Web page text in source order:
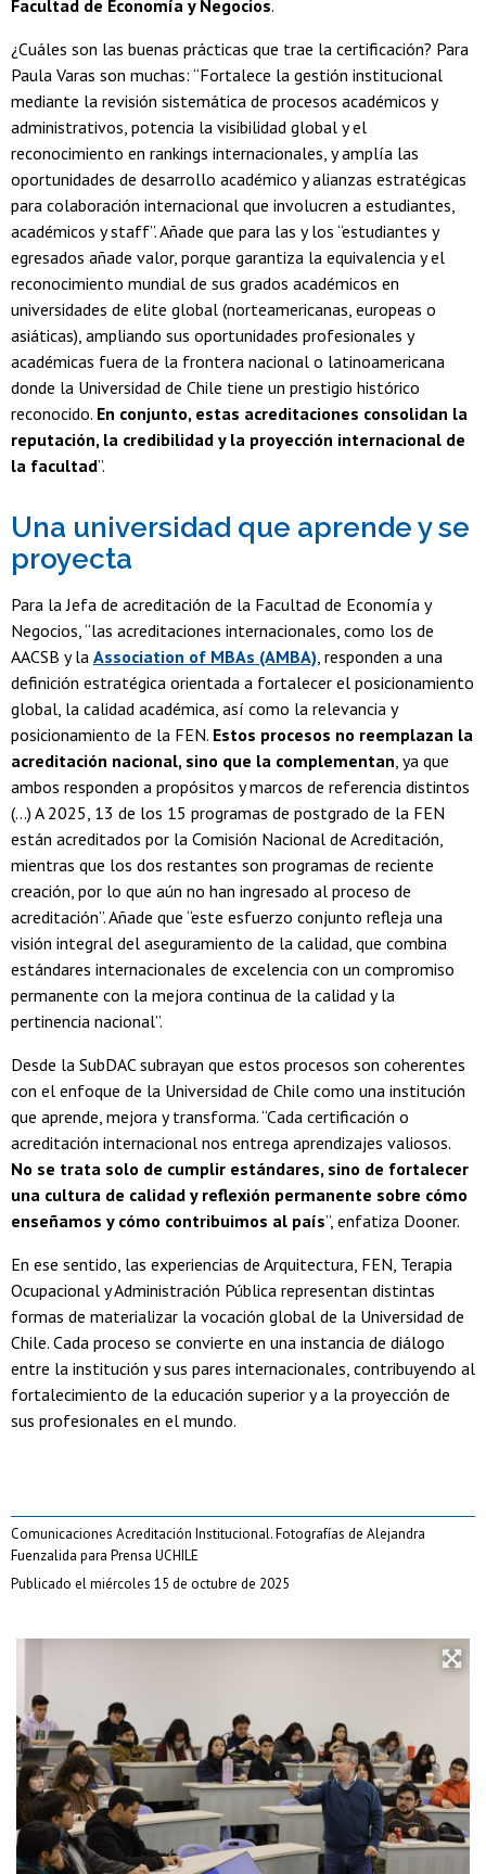
Facultad de Economía y Negocios.
¿Cuáles son las buenas prácticas que trae la certificación? Para
Paula Varas son muchas: “Fortalece la gestión institucional
mediante la revisión sistemática de procesos académicos y
administrativos, potencia la visibilidad global y el
reconocimiento en rankings internacionales, y amplía las
oportunidades de desarrollo académico y alianzas estratégicas
para colaboración internacional que involucren a estudiantes,
académicos y staff”. Añade que para las y los “estudiantes y
egresados añade valor, porque garantiza la equivalencia y el
reconocimiento mundial de sus grados académicos en
universidades de elite global (norteamericanas, europeas o
asiáticas), ampliando sus oportunidades profesionales y
académicas fuera de la frontera nacional o latinoamericana
donde la Universidad de Chile tiene un prestigio histórico
reconocido. En conjunto, estas acreditaciones consolidan la
reputación, la credibilidad y la proyección internacional de
la facultad”.
Una universidad que aprende y se
proyecta
Para la Jefa de acreditación de la Facultad de Economía y
Negocios, “las acreditaciones internacionales, como los de
AACSB y la Association of MBAs (AMBA), responden a una
definición estratégica orientada a fortalecer el posicionamiento
global, la calidad académica, así como la relevancia y
posicionamiento de la FEN. Estos procesos no reemplazan la
acreditación nacional, sino que la complementan, ya que
ambos responden a propósitos y marcos de referencia distintos
(…) A 2025, 13 de los 15 programas de postgrado de la FEN
están acreditados por la Comisión Nacional de Acreditación,
mientras que los dos restantes son programas de reciente
creación, por lo que aún no han ingresado al proceso de
acreditación”. Añade que “este esfuerzo conjunto refleja una
visión integral del aseguramiento de la calidad, que combina
estándares internacionales de excelencia con un compromiso
permanente con la mejora continua de la calidad y la
pertinencia nacional”.
Desde la SubDAC subrayan que estos procesos son coherentes
con el enfoque de la Universidad de Chile como una institución
que aprende, mejora y transforma. “Cada certificación o
acreditación internacional nos entrega aprendizajes valiosos.
No se trata solo de cumplir estándares, sino de fortalecer
una cultura de calidad y reflexión permanente sobre cómo
enseñamos y cómo contribuimos al país”, enfatiza Dooner.
En ese sentido, las experiencias de Arquitectura, FEN, Terapia
Ocupacional y Administración Pública representan distintas
formas de materializar la vocación global de la Universidad de
Chile. Cada proceso se convierte en una instancia de diálogo
entre la institución y sus pares internacionales, contribuyendo al
fortalecimiento de la educación superior y a la proyección de
sus profesionales en el mundo.
Comunicaciones Acreditación Institucional. Fotografías de Alejandra
Fuenzalida para Prensa UCHILE
Publicado el miércoles 15 de octubre de 2025